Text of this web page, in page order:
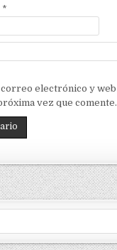
*
electrónico y web
vez que comente.